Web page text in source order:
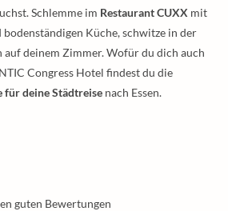
Schlemme im Restaurant CUXX mit
Küche, schwitze in der
auf deinem Zimmer. Wofür du dich auch
Congress Hotel findest du die
für deine Städtreise nach Essen.
guten Bewertungen